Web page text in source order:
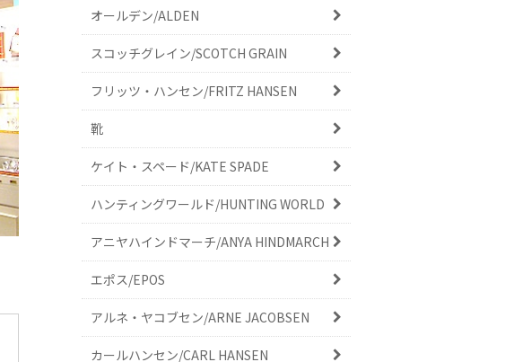
オールデン/ALDEN
スコッチグレイン/SCOTCH GRAIN
フリッツ・ハンセン/FRITZ HANSEN
靴
ケイト・スペード/KATE SPADE
ハンティングワールド/HUNTING WORLD
アニヤハインドマーチ/ANYA HINDMARCH
エポス/EPOS
アルネ・ヤコブセン/ARNE JACOBSEN
カールハンセン/CARL HANSEN